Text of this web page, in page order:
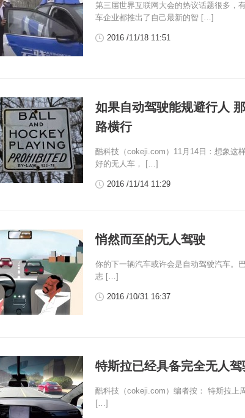
第三届世界互联网大会的热议话题很多，
车企业都推出了自己最新的智 […]
2016 /11/18 11:51
如果自动驾驶能规避行人
路横行
酷科技（cokeji.com）11月14日：想象这
好的无人车， […]
2016 /11/14 11:29
悄然而至的无人驾驶
你的下一辆汽车或许会是自动驾驶汽车。
志 […]
2016 /10/31 16:37
特斯拉已经具备完全无人
酷科技（cokeji.com）编者按： 特斯拉上
[…]